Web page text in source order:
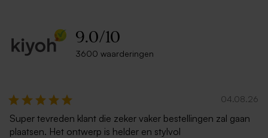
9.0/10
3600 waarderingen
04.08.26
Super tevreden klant die zeker vaker bestellingen zal gaan
plaatsen. Het ontwerp is helder en stylvol